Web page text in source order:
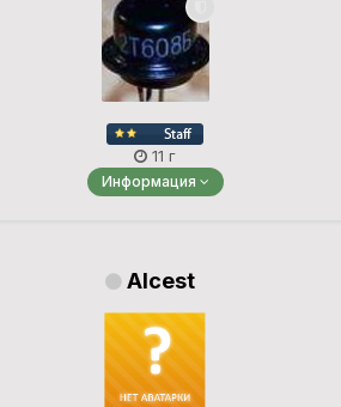
11 г
Информация
Alcest